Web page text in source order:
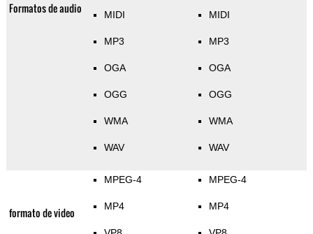
Formatos de audio MIDI
MP3
OGA
OGG
WMA
WAV
MIDI
MP3
OGA
OGG
WMA
WAV
formato de video
MPEG-4
MP4
MPEG-4
MP4